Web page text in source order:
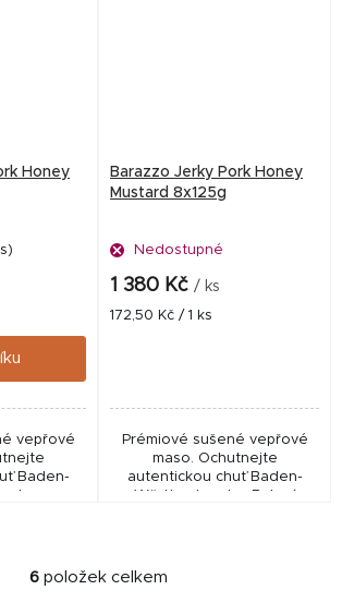
Honey
vepřové
Baden-
Barazzo Jerky Pork Honey
Mustard 8x125g
Nedostupné
1 380 Kč / ks
Měrná
172,50 Kč / 1 ks
Prémiové sušené vepřové
maso. Ochutnejte
autentickou chuť Baden-
O
6položek celkem